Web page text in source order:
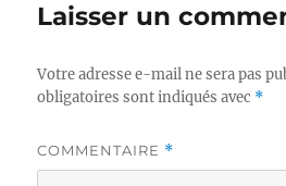
Laisser un
Votre adresse e-mail ne sera pas
obligatoires sont indiqués avec *
COMMENTAIRE *